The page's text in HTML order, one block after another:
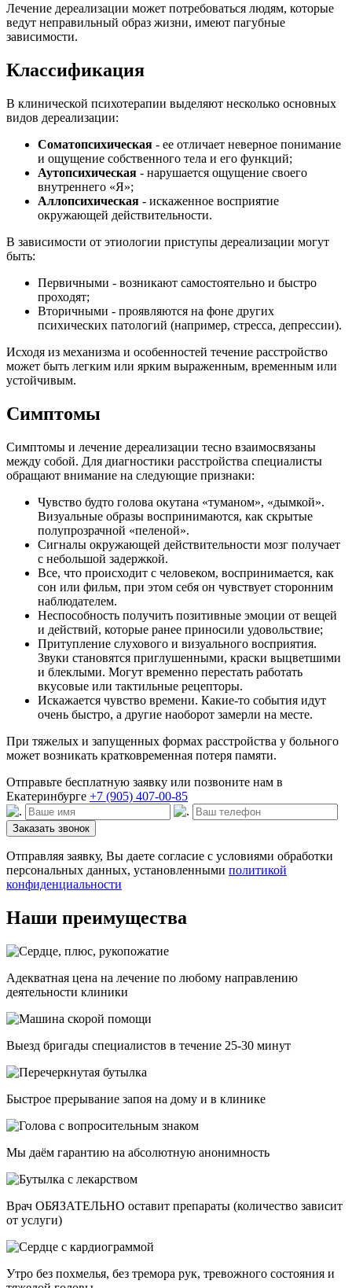
Лечение дереализации может потребоваться людям, которые
ведут неправильный образ жизни, имеют пагубные
зависимости.
Классификация
В клинической психотерапии выделяют несколько основных
видов дереализации:
Соматопсихическая - ее отличает неверное понимание
и ощущение собственного тела и его функций;
Аутопсихическая - нарушается ощущение своего
внутреннего «Я»;
Аллопсихическая - искаженное восприятие
окружающей действительности.
В зависимости от этиологии приступы дереализации могут
быть:
Первичными - возникают самостоятельно и быстро
проходят;
Вторичными - проявляются на фоне других
психических патологий (например, стресса, депрессии).
Исходя из механизма и особенностей течение расстройство
может быть легким или ярким выраженным, временным или
устойчивым.
Симптомы
Симптомы и лечение дереализации тесно взаимосвязаны
между собой. Для диагностики расстройства специалисты
обращают внимание на следующие признаки:
Чувство будто голова окутана «туманом», «дымкой».
Визуальные образы воспринимаются, как скрытые
полупрозрачной «пеленой».
Сигналы окружающей действительности мозг получает
с небольшой задержкой.
Все, что происходит с человеком, воспринимается, как
сон или фильм, при этом себя он чувствует сторонним
наблюдателем.
Неспособность получить позитивные эмоции от вещей
и действий, которые ранее приносили удовольствие;
Притупление слухового и визуального восприятия.
Звуки становятся приглушенными, краски выцветшими
и блеклыми. Могут временно перестать работать
вкусовые или тактильные рецепторы.
Искажается чувство времени. Какие-то события идут
очень быстро, а другие наоборот замерли на месте.
При тяжелых и запущенных формах расстройства у больного
может возникать кратковременная потеря памяти.
Отправьте бесплатную заявку или позвоните нам в
Екатеринбурге +7 (905) 407-00-85
Заказать звонок
Отправляя заявку, Вы даете согласие с условиями обработки
персональных данных, установленными политикой
конфиденциальности
Наши преимущества
Адекватная цена на лечение по любому направлению
деятельности клиники
Выезд бригады специалистов в течение 25-30 минут
Быстрое прерывание запоя на дому и в клинике
Мы даём гарантию на абсолютную анонимность
Врач ОБЯЗАТЕЛЬНО оставит препараты (количество зависит
от услуги)
Утро без похмелья, без тремора рук, тревожного состояния и